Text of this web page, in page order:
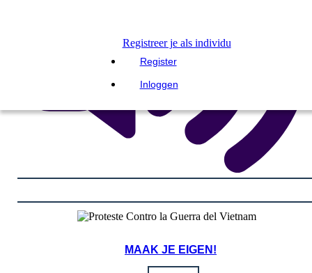
Registreer je als individu
Register
Inloggen
MAAK JE EIGEN!